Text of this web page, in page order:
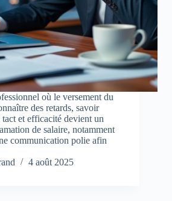
où le versement du
des retards, savoir
et efficacité devient un
de salaire, notamment
communication polie afin
4 août 2025